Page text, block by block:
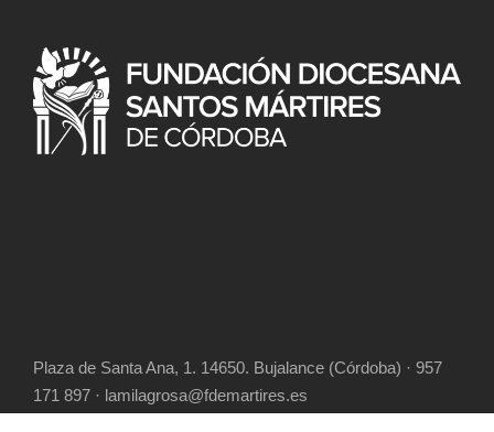
Plaza de Santa Ana, 1. 14650. Bujalance (Córdoba) · 957
171 897 · lamilagrosa@fdemartires.es